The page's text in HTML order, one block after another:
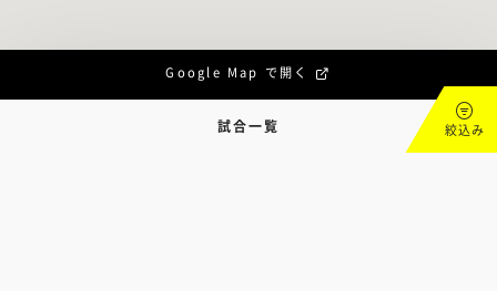
Google Map で開く
試合一覧 絞込み